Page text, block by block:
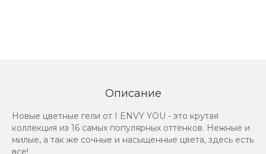
Описание
Новые цветные гели от I ENVY YOU - это крутая
коллекция из 16 самых популярных оттенков. Нежные и
милые, а так же сочные и насыщенные цвета, здесь есть
все!